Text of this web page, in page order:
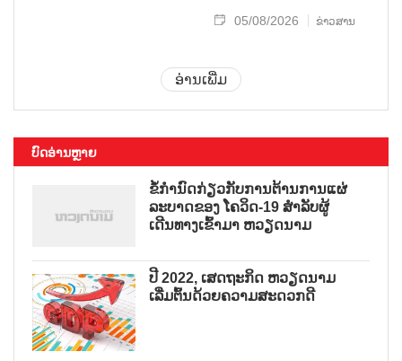
05/08/2026 ຂ່າວສານ
ອ່ານເພີ່ມ
ບົດອ່ານຫຼາຍ
ຂໍ້ກຳນົດກ່ຽວກັບການຕ້ານການແຜ່
ລະບາດຂອງ ໂຄວິດ-19 ສຳລັບຜູ້
ເດີນທາງເຂົ້າມາ ຫວຽດນາມ
ປີ 2022, ເສດຖະກິດ ຫວຽດນາມ
ເລີ່ມຕົ້ນດ້ວຍຄວາມສະດວກດີ